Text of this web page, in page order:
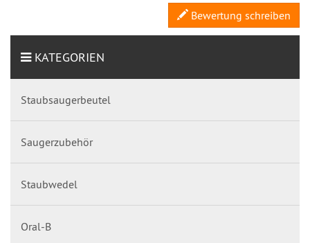
Bewertung schreiben
KATEGORIEN
Staubsaugerbeutel
Saugerzubehör
Staubwedel
Oral-B